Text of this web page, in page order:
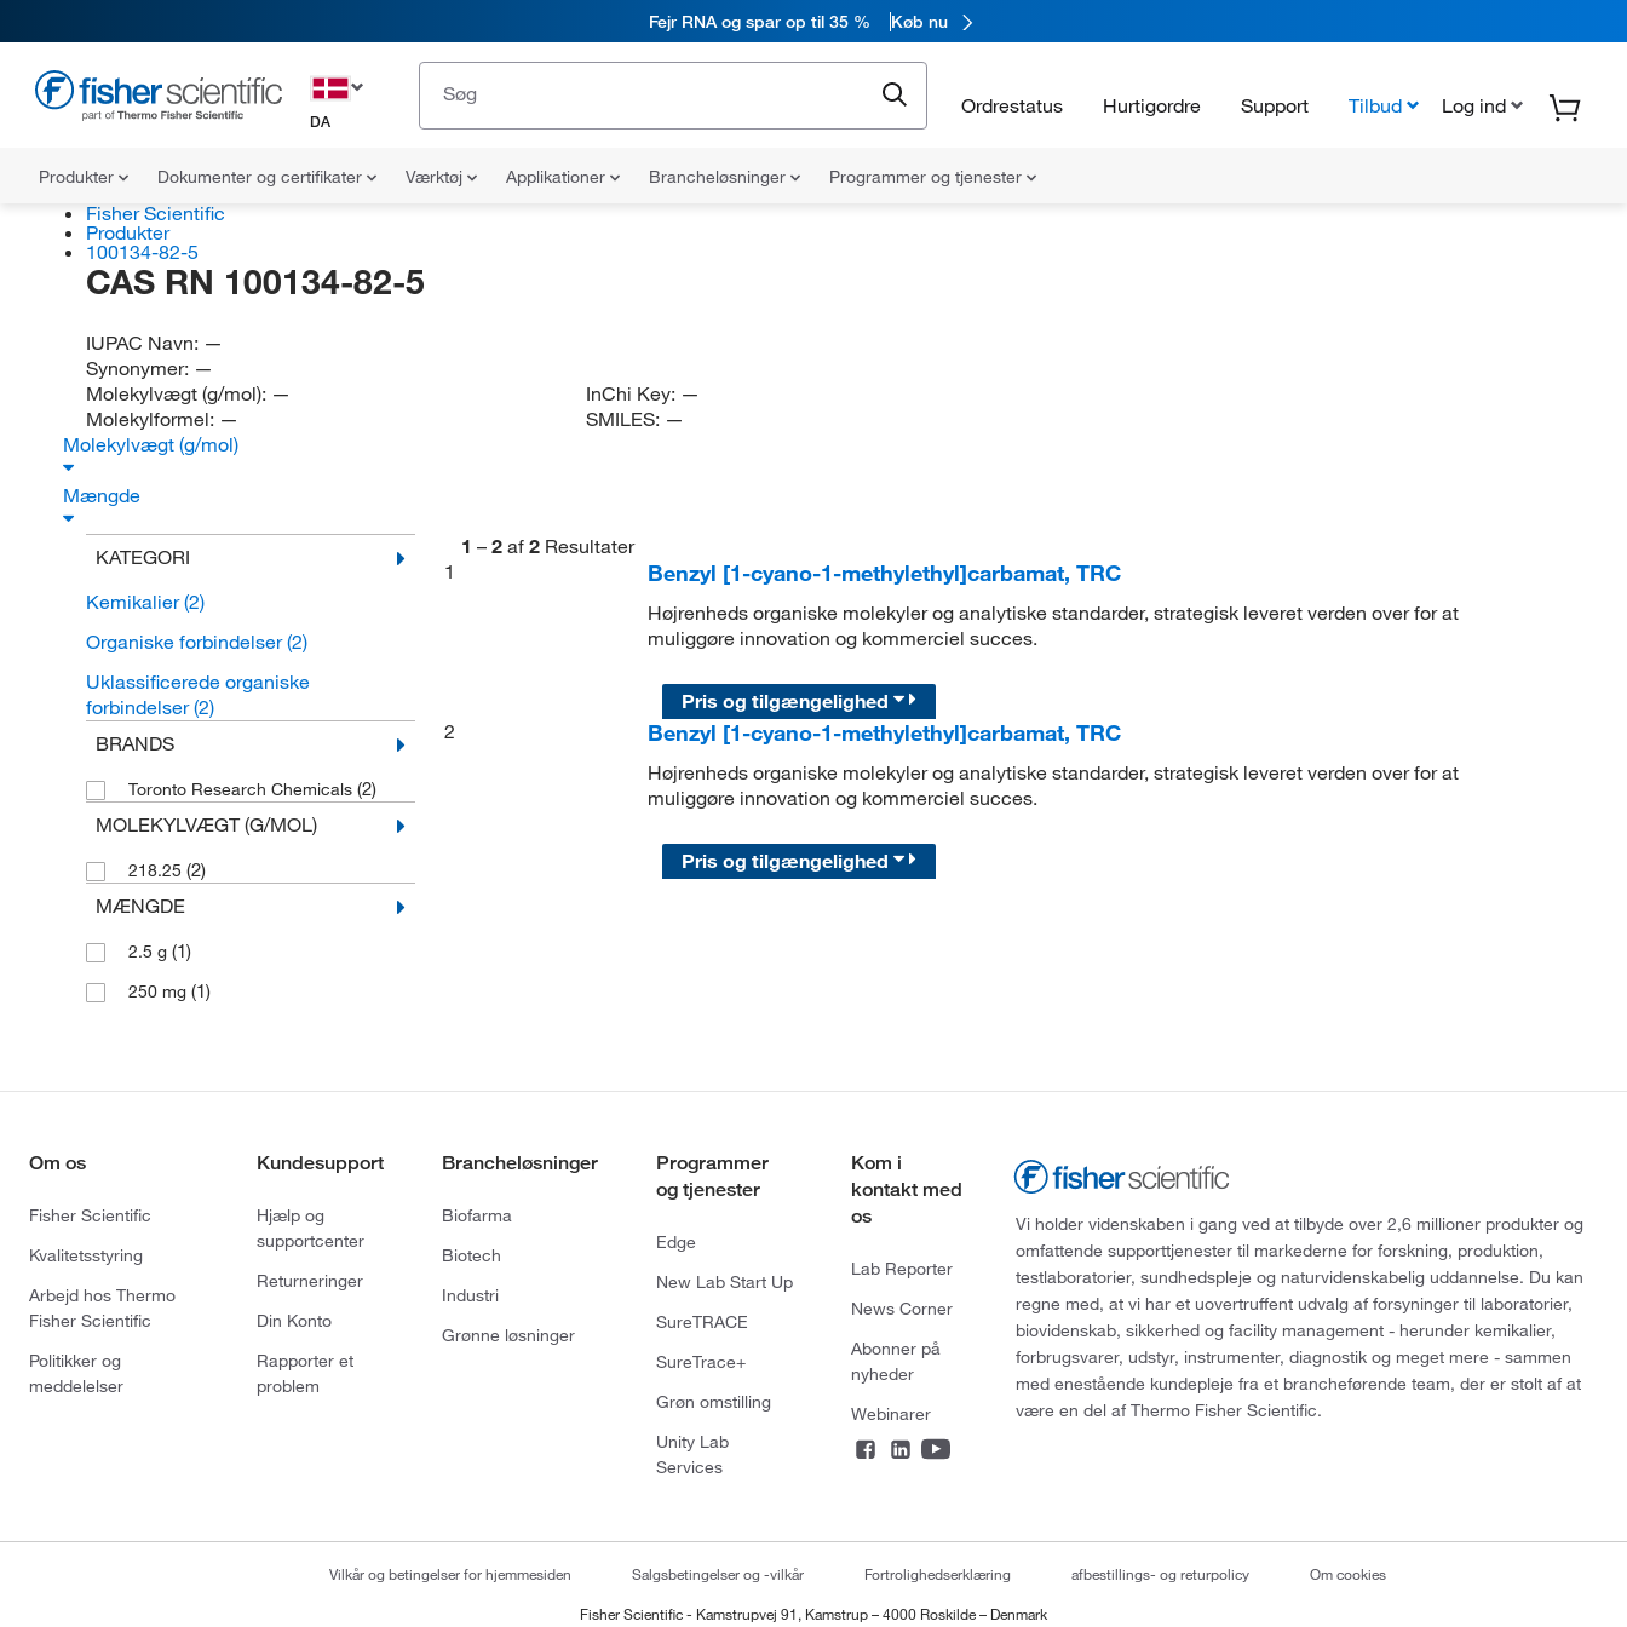
Fejr RNA og spar op til 35 % Køb nu
DA
Ordrestatus Hurtigordre Support Tilbud Log ind
Produkter Dokumenter og certifikater Værktøj Applikationer Brancheløsninger Programmer og tjenester
Fisher Scientific
Produkter
100134-82-5
CAS RN 100134-82-5
IUPAC Navn: —
Synonymer: —
Molekylvægt (g/mol): —
Molekylformel: —
InChi Key: —
SMILES: —
Molekylvægt (g/mol)
Mængde
KATEGORI
Kemikalier(2)
Organiske forbindelser(2)
Uklassificerede organiske
forbindelser(2)
BRANDS
Toronto Research Chemicals (2)
MOLEKYLVÆGT (G/MOL)
218.25 (2)
MÆNGDE
2.5 g (1)
250 mg (1)
1 – 2 af 2 Resultater
1
Benzyl [1-cyano-1-methylethyl]carbamat, TRC
Højrenheds organiske molekyler og analytiske standarder, strategisk leveret verden over for at
muliggøre innovation og kommerciel succes.
Pris og tilgængelighed
2
Benzyl [1-cyano-1-methylethyl]carbamat, TRC
Højrenheds organiske molekyler og analytiske standarder, strategisk leveret verden over for at
muliggøre innovation og kommerciel succes.
Pris og tilgængelighed
Om os
Fisher Scientific
Kvalitetsstyring
Arbejd hos Thermo
Fisher Scientific
Politikker og
meddelelser
Kundesupport
Hjælp og
supportcenter
Returneringer
Din Konto
Rapporter et
problem
Brancheløsninger
Biofarma
Biotech
Industri
Grønne løsninger
Programmer
og tjenester
Edge
New Lab Start Up
SureTRACE
SureTrace+
Grøn omstilling
Unity Lab
Services
Kom i
kontakt med
os
Lab Reporter
News Corner
Abonner på
nyheder
Webinarer
Vi holder videnskaben i gang ved at tilbyde over 2,6 millioner produkter og
omfattende supporttjenester til markederne for forskning, produktion,
testlaboratorier, sundhedspleje og naturvidenskabelig uddannelse. Du kan
regne med, at vi har et uovertruffent udvalg af forsyninger til laboratorier,
biovidenskab, sikkerhed og facility management - herunder kemikalier,
forbrugsvarer, udstyr, instrumenter, diagnostik og meget mere - sammen
med enestående kundepleje fra et brancheførende team, der er stolt af at
være en del af Thermo Fisher Scientific.
Vilkår og betingelser for hjemmesiden Salgsbetingelser og -vilkår Fortrolighedserklæring afbestillings- og returpolicy Om cookies
Fisher Scientific - Kamstrupvej 91, Kamstrup – 4000 Roskilde – Denmark